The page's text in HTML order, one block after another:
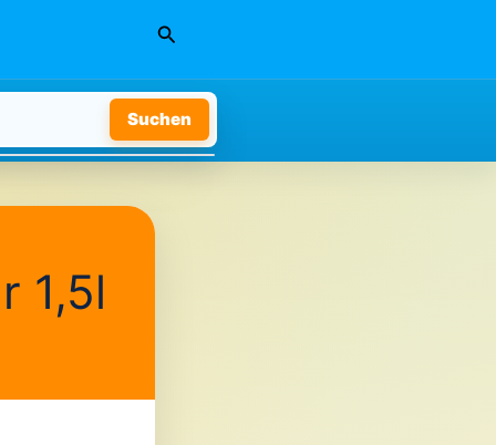
Suchen
Suchen
1,5l